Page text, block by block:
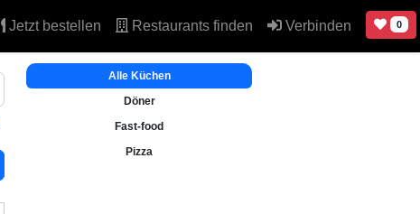
Jetzt bestellen Restaurants finden Verbinden 0
Alle Küchen
Döner
Fast-food
Pizza